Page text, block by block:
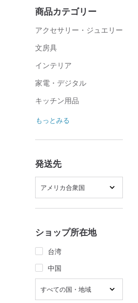
商品カテゴリー
アクセサリー・ジュエリー
文房具
インテリア
家電・デジタル
キッチン用品
もっとみる
発送先
アメリカ合衆国
ショップ所在地
台湾
中国
すべての国・地域